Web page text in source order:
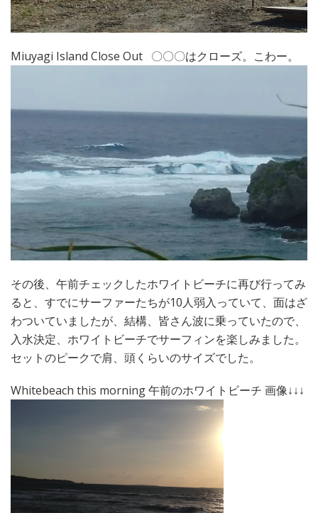
Miuyagi Island Close Out 〇〇〇はクローズ。こわー。
その後、午前チェックしたホワイトビーチに再び行ってみ
ると、すでにサーファーたちが10人弱入っていて、面はざ
わついていましたが、結構、皆さん波に乗っていたので、
入水決定、ホワイトビーチでサーフィンを楽しみました。
セットのピークで肩、頭くらいのサイズでした。
Whitebeach this morning 午前のホワイトビーチ 画像↓↓↓